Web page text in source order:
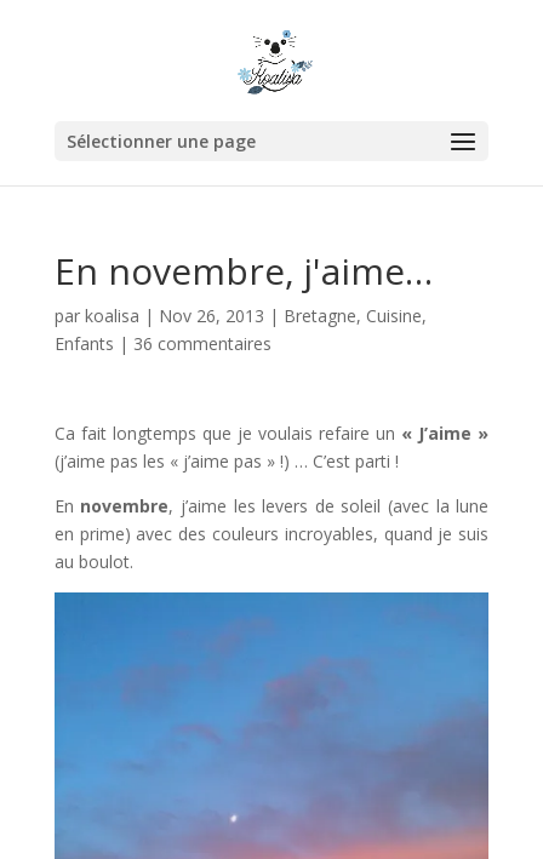
Sélectionner une page
En novembre, j'aime…
par koalisa | Nov 26, 2013 | Bretagne, Cuisine,
Enfants | 36 commentaires
Ca fait longtemps que je voulais refaire un « J’aime »
(j’aime pas les « j’aime pas » !) … C’est parti !
En novembre, j’aime les levers de soleil (avec la lune
en prime) avec des couleurs incroyables, quand je suis
au boulot.